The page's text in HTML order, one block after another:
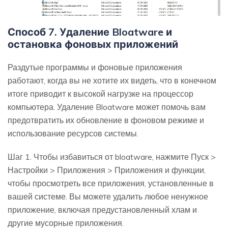
Способ 7. Удаление Bloatware и
остановка фоновых приложений
Раздутые программы и фоновые приложения
работают, когда вы не хотите их видеть, что в конечном
итоге приводит к высокой нагрузке на процессор
компьютера. Удаление Bloatware может помочь вам
предотвратить их обновление в фоновом режиме и
использование ресурсов системы.
Шаг 1. Чтобы избавиться от bloatware, нажмите Пуск >
Настройки > Приложения > Приложения и функции,
чтобы просмотреть все приложения, установленные в
вашей системе. Вы можете удалить любое ненужное
приложение, включая предустановленный хлам и
другие мусорные приложения.